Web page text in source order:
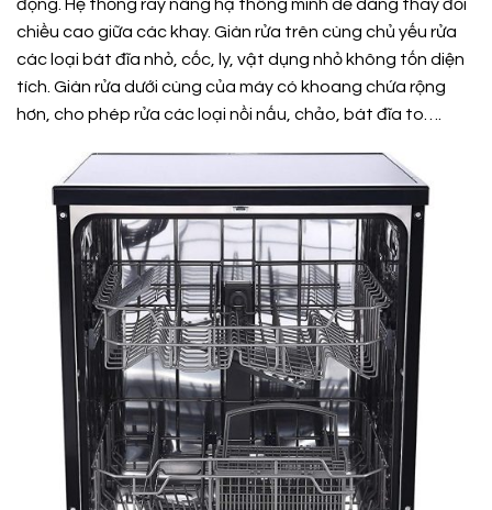
động. Hệ thống ray nâng hạ thông minh dễ dàng thay đổi
chiều cao giữa các khay. Giàn rửa trên cùng chủ yếu rửa
các loại bát đĩa nhỏ, cốc, ly, vật dụng nhỏ không tốn diện
tích. Giàn rửa dưới cùng của máy có khoang chứa rộng
hơn, cho phép rửa các loại nồi nấu, chảo, bát đĩa to….